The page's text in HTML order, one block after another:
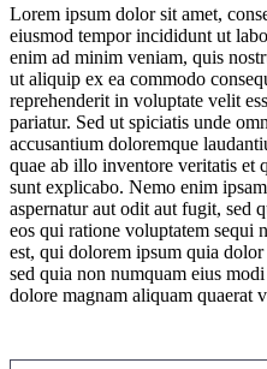
Lorem ipsum dolor sit amet,
eiusmod tempor incididunt ut
enim ad minim veniam, quis
ut aliquip ex ea commodo
reprehenderit in voluptate velit
pariatur. Sed ut spiciatis unde
accusantium doloremque
quae ab illo inventore veritatis et
sunt explicabo. Nemo enim
aspernatur aut odit aut fugit, sed
eos qui ratione voluptatem sequi
est, qui dolorem ipsum quia
sed quia non numquam eius
dolore magnam aliquam quaerat